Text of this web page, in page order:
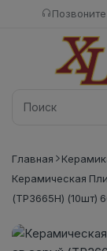
Главная
Керамическая
(ТР3665Н) (10шт)